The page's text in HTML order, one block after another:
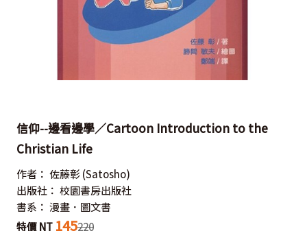
信仰--邊看邊學／Cartoon Introduction to the
Christian Life
作者： 佐藤彰 (Satosho)
出版社： 校園書房出版社
書系： 漫畫．圖文書
特價 NT 145220